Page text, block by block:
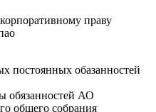
праву
постоянных обазанностей
обязанностей АО
общего собрания